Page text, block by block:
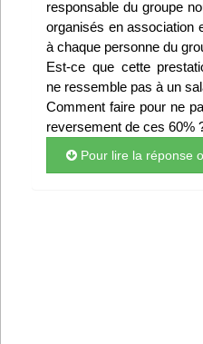
VieAsso
Infos
Divers
Abo Lettrasso
responsable du groupe
organisés en association
à chaque personne du
Est-ce que cette
ne ressemble pas à un
Comment faire pour ne
reversement de ces 60%
Pour lire la réponse